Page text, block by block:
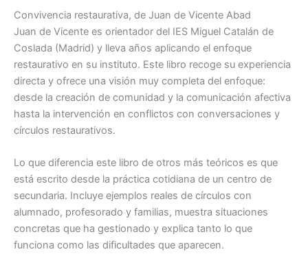
Convivencia restaurativa, de Juan de Vicente Abad
Juan de Vicente es orientador del IES Miguel Catalán de
Coslada (Madrid) y lleva años aplicando el enfoque
restaurativo en su instituto. Este libro recoge su experiencia
directa y ofrece una visión muy completa del enfoque:
desde la creación de comunidad y la comunicación afectiva
hasta la intervención en conflictos con conversaciones y
círculos restaurativos.
Lo que diferencia este libro de otros más teóricos es que
está escrito desde la práctica cotidiana de un centro de
secundaria. Incluye ejemplos reales de círculos con
alumnado, profesorado y familias, muestra situaciones
concretas que ha gestionado y explica tanto lo que
funciona como las dificultades que aparecen.